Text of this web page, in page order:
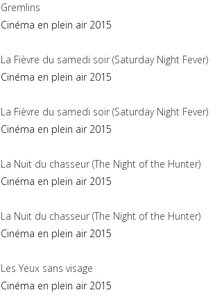
Gremlins
Cinéma en plein air 2015
La Fièvre du samedi soir (Saturday Night Fever)
Cinéma en plein air 2015
La Fièvre du samedi soir (Saturday Night Fever)
Cinéma en plein air 2015
La Nuit du chasseur (The Night of the Hunter)
Cinéma en plein air 2015
La Nuit du chasseur (The Night of the Hunter)
Cinéma en plein air 2015
Les Yeux sans visage
Cinéma en plein air 2015